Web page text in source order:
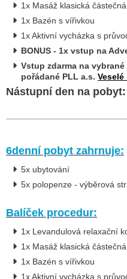
1x Masáž klasická částečná
1x Bazén s vířivkou
1x Aktivní vycházka s
BONUS - 1x vstup na
Vstup zdarma na
pořádané PLL a.s. Veselé
Nástupní den na pobyt:
6denní pobyt zahrnuje:
5x ubytování
5x polopenze - výběrová
Balíček procedur:
1x Levandulová relaxační
1x Masáž klasická částečná
1x Bazén s vířivkou
1x Aktivní vycházka s